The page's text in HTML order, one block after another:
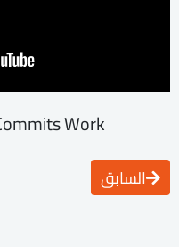
Work
السابق